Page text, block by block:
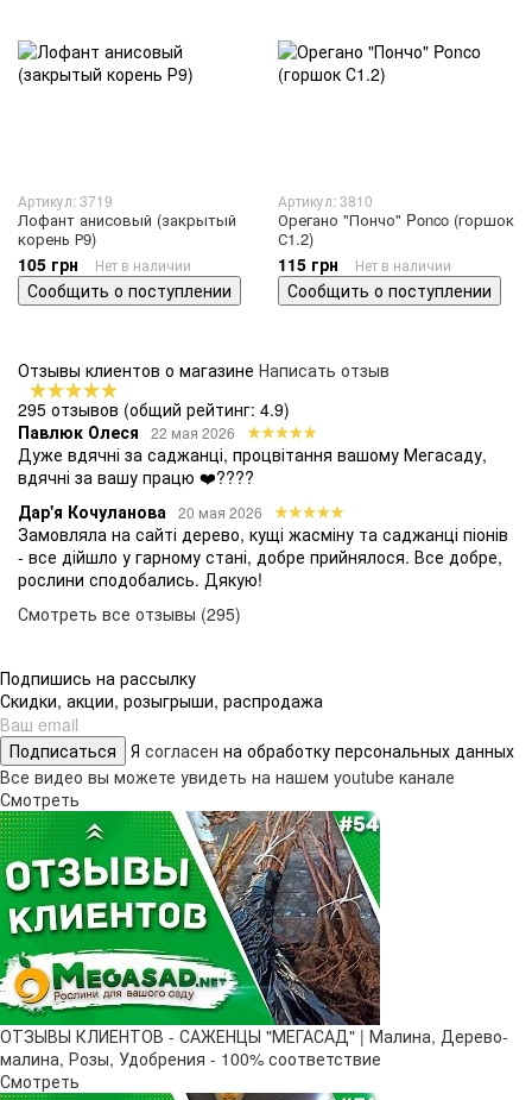
Артикул: 3719
Лофант анисовый (закрытый
корень Р9)
105 грн Нет в наличии
Сообщить о поступлении
Артикул: 3810
Орегано "Пончо" Ponco (горшок
С1.2)
115 грн Нет в наличии
Сообщить о поступлении
Отзывы клиентов о магазине Написать отзыв
295 отзывов (общий рейтинг: 4.9)
Павлюк Олеся
22 мая 2026
Дуже вдячні за саджанці, процвітання вашому Мегасаду,
вдячні за вашу працю ❤️????
Дар'я Кочуланова 20 мая 2026
Замовляла на сайті дерево, кущі жасміну та саджанці піонів
- все дійшло у гарному стані, добре прийнялося. Все добре,
рослини сподобались. Дякую!
Смотреть все отзывы (295)
Подпишись на рассылку
Скидки, акции, розыгрыши, распродажа
Подписаться Я согласен на обработку персональных данных
Все видео вы можете увидеть на нашем youtube канале
Смотреть
ОТЗЫВЫ КЛИЕНТОВ - САЖЕНЦЫ "МЕГАСАД" | Малина, Дерево-
малина, Розы, Удобрения - 100% соответствие
Смотреть